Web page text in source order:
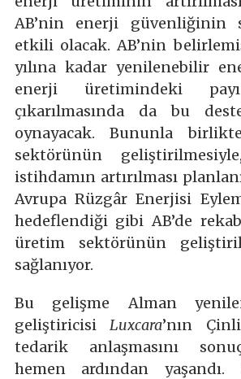
AB’nin enerji güvenliğinin
etkili olacak. AB’nin
yılına kadar yenilenebilir
enerji üretimindeki
çıkarılmasında da bu
oynayacak. Bununla
sektörünün
istihdamın artırılması
Avrupa Rüzgâr Enerjisi
hedeflendiği gibi AB’de
üretim sektörünün
sağlanıyor.
Bu gelişme Alman
geliştiricisiLuxcara’nın
tedarik anlaşmasını
hemen ardından yaşandı.